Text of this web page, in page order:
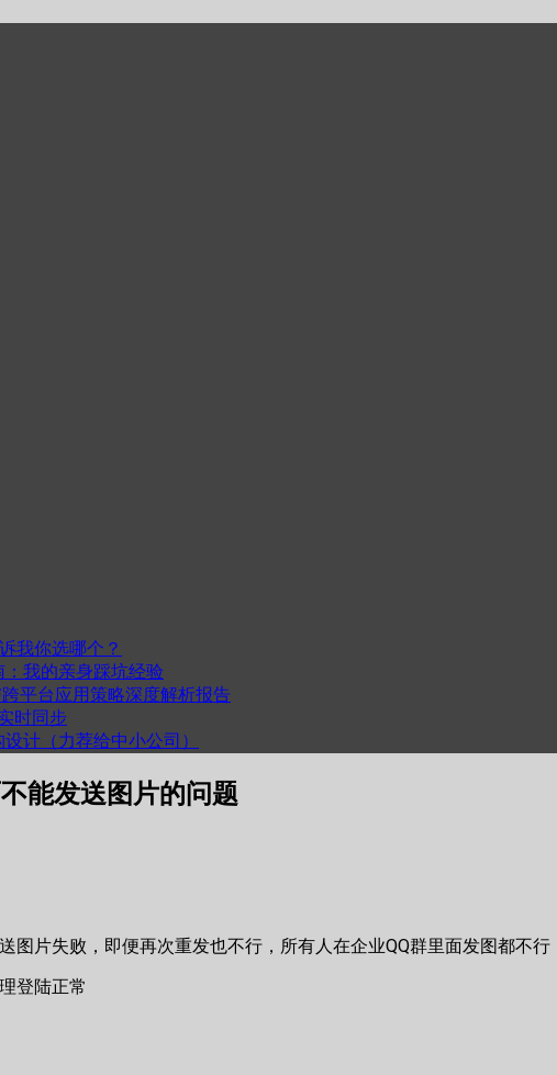
我你选哪个？
我的亲身踩坑经验
平台应用策略深度解析报告
时同步
计（力荐给中小公司）
能发送图片的问题
图片失败，即便再次重发也不行，所有人在企业QQ群里面发图都不行
登陆正常